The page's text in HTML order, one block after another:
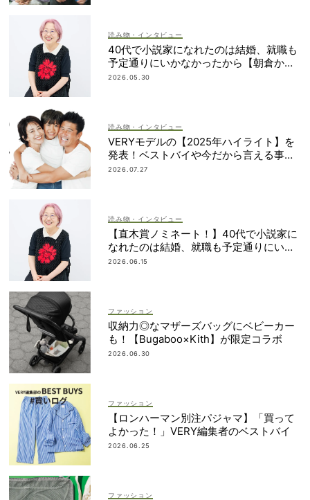
読み物・インタビュー
40代で小説家になれたのは結婚、就職も
予定通りにいかなかったから【朝倉かす
みさん】
2026.05.30
読み物・インタビュー
VERYモデルの【2025年ハイライト】を
発表！ベストバイや今だから言える事件
簿も大公開
2026.07.27
読み物・インタビュー
【直木賞ノミネート！】40代で小説家に
なれたのは結婚、就職も予定通りにいか
なかったから｜朝倉かすみさん
2026.06.15
ファッション
収納力◎なマザーズバッグにベビーカー
も！【Bugaboo×Kith】が限定コラボ
2026.06.30
ファッション
【ロンハーマン別注パジャマ】「買って
よかった！」VERY編集者のベストバイ
2026.06.25
ファッション